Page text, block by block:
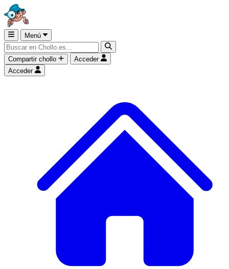
Menú
Compartir chollo
Acceder
Acceder